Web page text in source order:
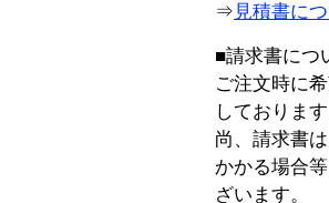
⇒ 見積書に
■請求書につ
ご注文時に
しております
尚、請求書
かかる場合
ざいます。